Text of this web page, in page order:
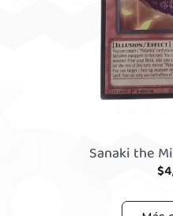
Sanaki the
$